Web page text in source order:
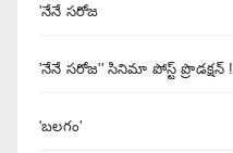
'నేనే సరోజ
'నేనే సరోజ'' సినిమా పోస్ట్ ప్రొడక్షన్ !
'బలగం'